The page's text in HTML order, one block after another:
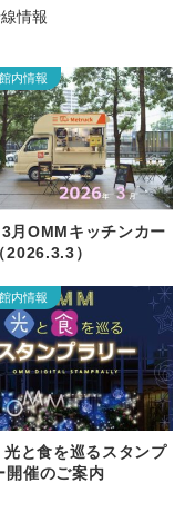
情報
内情報
月OMMキッチンカー
2026.3.3）
内情報
と食を巡るスタンプ
開催のご案内